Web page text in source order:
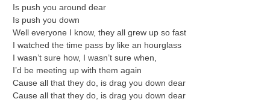
Is push you around dear
Is push you down
Well everyone I know, they all grew up so fast
I watched the time pass by like an hourglass
I wasn’t sure how, I wasn’t sure when,
I’d be meeting up with them again
Cause all that they do, is drag you down dear
Cause all that they do, is drag you down dear